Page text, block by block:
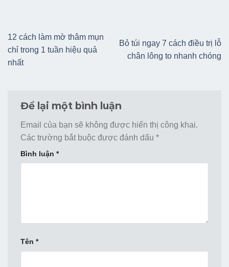
12 cách làm mờ thâm mụn
chỉ trong 1 tuần hiệu quả
nhất
Bỏ túi ngay 7 cách điều trị lỗ
chân lông to nhanh chóng
Để lại một bình luận
Email của bạn sẽ không được hiển thị công khai.
Các trường bắt buộc được đánh dấu *
Bình luận *
Tên *